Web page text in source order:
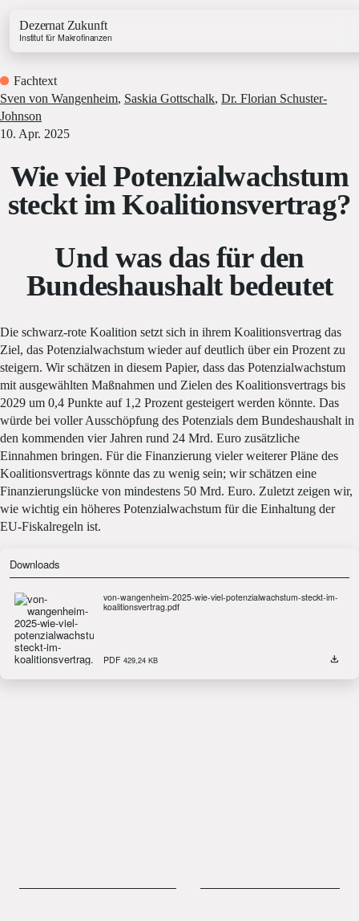
Dezernat Zukunft
Institut für Makrofinanzen
Growth & Budget Lab
Energy Lab
Business Lab
Haushaltstracker
Investitionstracker
Fachtext
Sven von Wangenheim, Saskia Gottschalk, Dr. Florian Schuster-
Johnson
10. Apr. 2025
Wie viel Potenzialwachstum
steckt im Koalitionsvertrag?
Und was das für den
Bundeshaushalt bedeutet
Die schwarz-rote Koalition setzt sich in ihrem Koalitionsvertrag das
Ziel, das Potenzialwachstum wieder auf deutlich über ein Prozent zu
steigern. Wir schätzen in diesem Papier, dass das Potenzialwachstum
mit ausgewählten Maßnahmen und Zielen des Koalitionsvertrags bis
2029 um 0,4 Punkte auf 1,2 Prozent gesteigert werden könnte. Das
würde bei voller Ausschöpfung des Potenzials dem Bundeshaushalt in
den kommenden vier Jahren rund 24 Mrd. Euro zusätzliche
Einnahmen bringen. Für die Finanzierung vieler weiterer Pläne des
Koalitionsvertrags könnte das zu wenig sein; wir schätzen eine
Finanzierungslücke von mindestens 50 Mrd. Euro. Zuletzt zeigen wir,
wie wichtig ein höheres Potenzialwachstum für die Einhaltung der
EU-Fiskalregeln ist.
Downloads
von-wangenheim-2025-wie-viel-potenzialwachstum-steckt-im-
koalitionsvertrag.pdf
PDF 429,24 KB